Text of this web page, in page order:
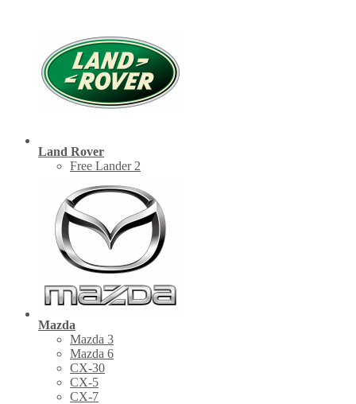
Land Rover
Free Lander 2
Mazda
Mazda 3
Mazda 6
CX-30
СХ-5
CX-7